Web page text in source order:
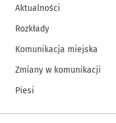
Aktualności
Rozkłady
Komunikacja miejska
Zmiany w komunikacji
Piesi